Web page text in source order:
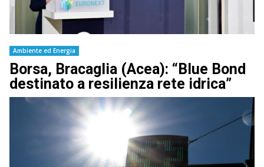
Ambiente ed Energia
Borsa, Bracaglia (Acea): “Blue Bond
destinato a resilienza rete idrica”